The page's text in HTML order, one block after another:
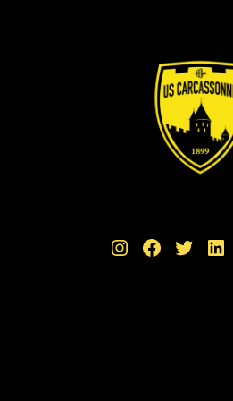
Instagram Facebook Twitter LinkedIn